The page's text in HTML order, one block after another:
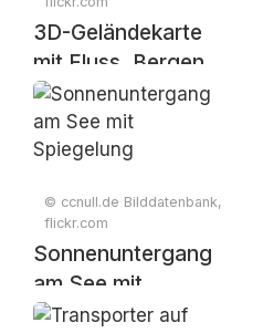
3D-Geländekarte
mit Fluss, Bergen
und
Standortmarkern
© ccnull.de Bilddatenbank,
flickr.com
Sonnenuntergang
am See mit
Spiegelung